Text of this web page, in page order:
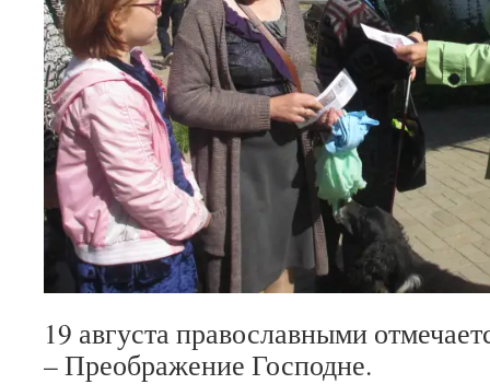
19 августа православными
– Преображение Господне.